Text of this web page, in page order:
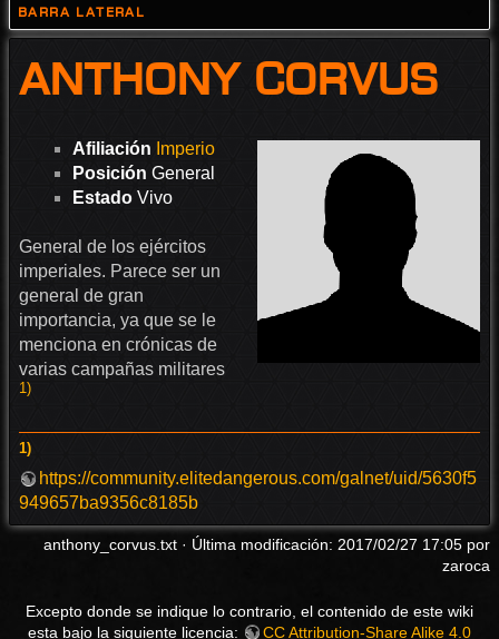
Barra lateral
Anthony Corvus
Afiliación Imperio
Posición General
Estado Vivo
General de los ejércitos
imperiales. Parece ser un
general de gran
importancia, ya que se le
menciona en crónicas de
varias campañas militares
1)
1)
https://community.elitedangerous.com/galnet/uid/5630f5
949657ba9356c8185b
anthony_corvus.txt · Última modificación: 2017/02/27 17:05 por
zaroca
Excepto donde se indique lo contrario, el contenido de este wiki
esta bajo la siguiente licencia:
CC Attribution-Share Alike 4.0